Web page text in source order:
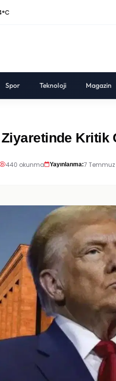
Spor Teknoloji Magazin
Ziyaretinde
440 okunma Yayınlanma:7